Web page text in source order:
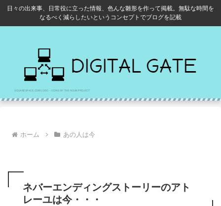
日々の出来事、日常役に立った情報、色んな雛形を作って掲載。無駄な時間を
なるべく減らしたいというコンセプトでブログを記載
ホーム あの人は今
ネバーエンディングストーリーのアト
レーユは今・・・